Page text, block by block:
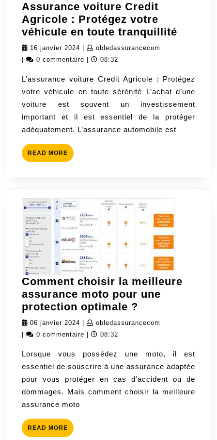
Assurance voiture Credit
Agricole : Protégez votre
véhicule en toute tranquillité
:
votre
16 janvier 2024 16
janvier
obledassurancecom
0 commentaire 08:32
L’assurance voiture Credit Agricole : Protégez
votre véhicule en toute sérénité L’achat d’une
voiture est souvent un investissement
important et il est essentiel de la protéger
adéquatement. L’assurance automobile est
READ MORE READ
MORE
Comment choisir la meilleure
assurance moto pour une
protection optimale ?
choisir
assurance
moto
pour
une
06 janvier 2024 06
janvier
| obledassurancecom
|
0 commentaire | 08:32
Lorsque vous possédez une moto, il est
essentiel de souscrire à une assurance adaptée
pour vous protéger en cas d’accident ou de
dommages. Mais comment choisir la meilleure
assurance moto
READ MORE READ
MORE